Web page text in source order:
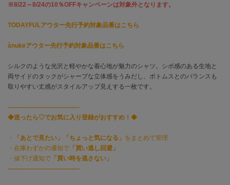
コール ハーン
CONVERSE
コンバース
DANSKIN
ダンスキン
EIMY ISTOIRE
エイミー イストワール
※8/22～8/24の10％OFFキャンペーンは対象外となります。
TODAYFULアウター先行予約対象品番はこちら
ànukeアウター先行予約対象品番はこちら
シルクのような光沢と軽やかな着心地が魅力のシャツ。シボ感のある生地と
両サイドのタックがシャープな立体感をうみだし、ボトムスとのバランスも
取りやすい丈感がスタイルアップ見えする一枚です。
-----------------------------------
◆迷ったら♡でお気に入り登録がおすすめ！◆
・ 「あとで見たい」「ちょっと気になる」 をまとめて管理
・在庫わずかの通知で 「買い逃し回避」
・値下げ通知で 「買い時を逃さない」
-----------------------------------